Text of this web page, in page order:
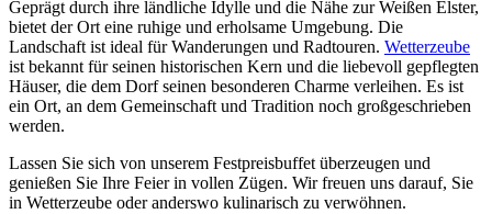
Geprägt durch ihre ländliche Idylle und die Nähe zur Weißen Elster,
bietet der Ort eine ruhige und erholsame Umgebung. Die
Landschaft ist ideal für Wanderungen und Radtouren. Wetterzeube
ist bekannt für seinen historischen Kern und die liebevoll gepflegten
Häuser, die dem Dorf seinen besonderen Charme verleihen. Es ist
ein Ort, an dem Gemeinschaft und Tradition noch großgeschrieben
werden.
Lassen Sie sich von unserem Festpreisbuffet überzeugen und
genießen Sie Ihre Feier in vollen Zügen. Wir freuen uns darauf, Sie
in Wetterzeube oder anderswo kulinarisch zu verwöhnen.